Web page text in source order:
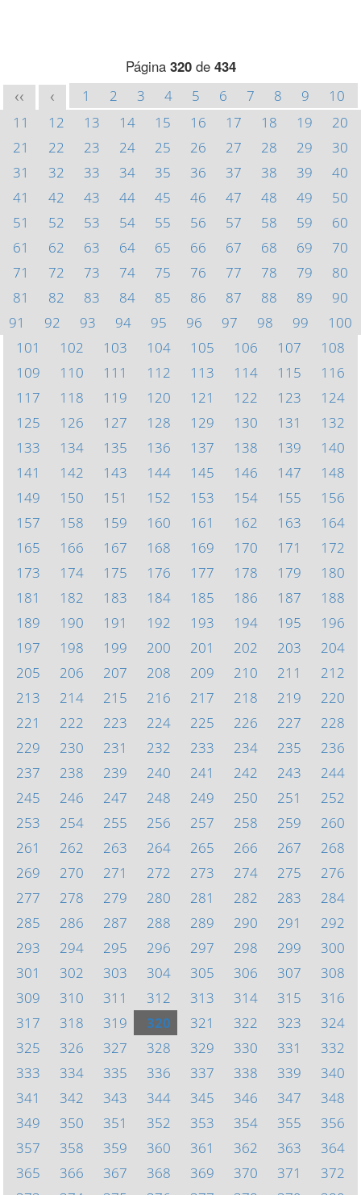
Página 320de 434
<< < 1 2 3 4 5 6 7 8 9
10
11
12 13 14 15 16 17 18 19
20
21
22 23 24 25 26 27 28 29
30
31
32 33 34 35 36 37 38 39
40
41
42 43 44 45 46 47 48 49
50
51
52 53 54 55 56 57 58 59
60
61
62 63 64 65 66 67 68 69
70
71
72 73 74 75 76 77 78 79
80
81
82 83 84 85 86 87 88 89
90
91
92 93 94 95 96 97 98 99
100
101
102 103 104 105 106 107
108
109
110 111 112 113 114 115
116
117
118 119 120 121 122 123
124
125
126 127 128 129 130 131
132
133
134 135 136 137 138 139
140
141
142 143 144 145 146 147
148
149
150 151 152 153 154 155
156
157
158 159 160 161 162 163
164
165
166 167 168 169 170 171
172
173
174 175 176 177 178 179
180
181
182 183 184 185 186 187
188
189
190 191 192 193 194 195
196
197
198 199 200 201 202 203
204
205
206 207 208 209 210 211
212
213
214 215 216 217 218 219
220
221
222 223 224 225 226 227
228
229
230 231 232 233 234 235
236
237
238 239 240 241 242 243
244
245
246 247 248 249 250 251
252
253
254 255 256 257 258 259
260
261
262 263 264 265 266 267
268
269
270 271 272 273 274 275
276
277
278 279 280 281 282 283
284
285
286 287 288 289 290 291
292
293
294 295 296 297 298 299
300
301
302 303 304 305 306 307
308
309
310 311 312 313 314 315
316
317
318 319 320 321 322 323
324
325
326 327 328 329 330 331
332
333
334 335 336 337 338 339
340
341
342 343 344 345 346 347
348
349
350 351 352 353 354 355
356
357
358 359 360 361 362 363
364
365
366 367 368 369 370 371
372